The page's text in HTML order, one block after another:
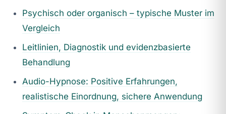
Psychisch oder organisch – typische Muster im
Vergleich
Leitlinien, Diagnostik und evidenzbasierte
Behandlung
Audio-Hypnose: Positive Erfahrungen,
realistische Einordnung, sichere Anwendung